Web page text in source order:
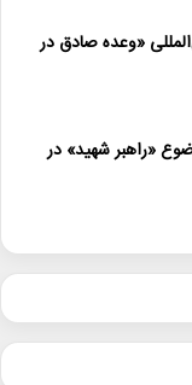
در فیلم جدید
ایرج راد
«وعده صادق در
موضوع «راهبر شهید» در